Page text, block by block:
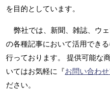
を目的としています。
弊社では、新聞、雑誌、ウ
の各種記事において活用でき
行っております。 提供可能な
いてはお気軽に『お問い合わ
ださい。